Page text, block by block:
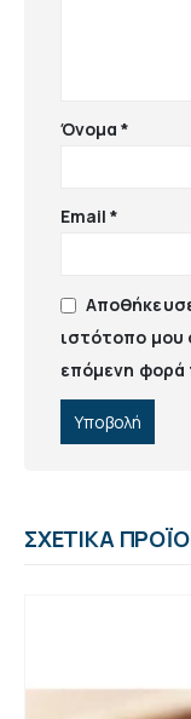
Όνομα*
Email*
ιστότοπο μου
επόμενη φορά
ΣΧΕΤΙΚΆ